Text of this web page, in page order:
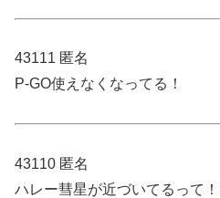
43111 匿名
P-GO使えなくなってる！
43110 匿名
ハレー彗星が近づいてるって